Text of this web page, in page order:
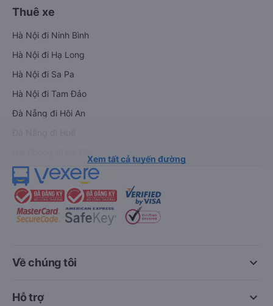
Thuê xe
Hà Nội đi Ninh Bình
Hà Nội đi Hạ Long
Hà Nội đi Sa Pa
Hà Nội đi Tam Đảo
Đà Nẵng đi Hội An
Xem tất cả tuyến đường
keyboard_arrow_down
Về chúng tôi
keyboard_arrow_down
Hỗ trợ